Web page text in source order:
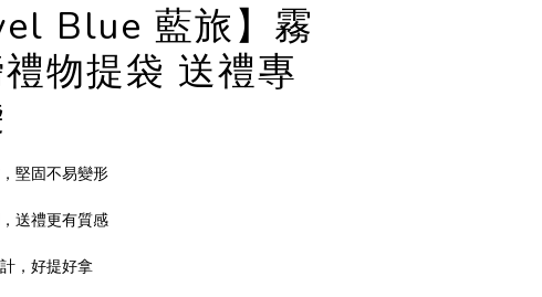
Blue 藍旅】霧
物提袋 送禮專
堅固不易變形
送禮更有質感
，好提好拿